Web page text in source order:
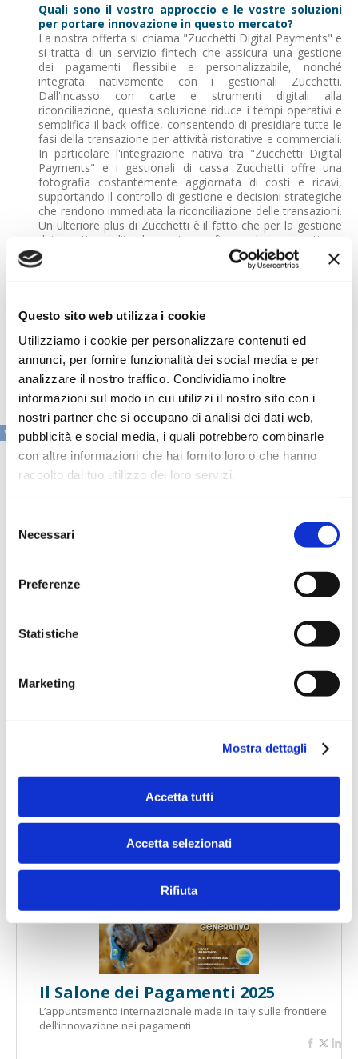
Questo sito web utilizza i cookie
Utilizziamo i cookie per personalizzare contenuti ed
annunci, per fornire funzionalità dei social media e per
analizzare il nostro traffico. Condividiamo inoltre
informazioni sul modo in cui utilizzi il nostro sito con i
nostri partner che si occupano di analisi dei dati web,
pubblicità e social media, i quali potrebbero combinarle
con altre informazioni che hai fornito loro o che hanno
raccolto dal tuo utilizzo dei loro servizi.
delNecessari
Preferenze
Statistiche
Marketing
Mostra dettagli
Accetta tutti
Accetta selezionati
Rifiuta
Quali sono il vostro approccio e le vostre soluzioni
per portare innovazione in questo mercato?
La nostra offerta si chiama "Zucchetti Digital Payments" e
si tratta di un servizio fintech che assicura una gestione
dei pagamenti flessibile e personalizzabile, nonché
integrata nativamente con i gestionali Zucchetti.
Dall'incasso con carte e strumenti digitali alla
riconciliazione, questa soluzione riduce i tempi operativi e
semplifica il back office, consentendo di presidiare tutte le
fasi della transazione per attività ristorative e commerciali.
In particolare l'integrazione nativa tra "Zucchetti Digital
Payments" e i gestionali di cassa Zucchetti offre una
fotografia costantemente aggiornata di costi e ricavi,
supportando il controllo di gestione e decisioni strategiche
che rendono immediata la riconciliazione delle transazioni.
Un ulteriore plus di Zucchetti è il fatto che per la gestione
dei punti vendita la nostra software house mette a
disposizione sistemi POS di ultima generazione che
consentono agli esercenti di abilitare non solo i pagamenti
elettronici tradizionali, ma anche modalità innovative
principali operatori, senza dover gestire più dispositivi. I
all'utilizzo con il vantaggio di interfacciarsi con un unico
fornitore per tutte le loro necessità applicative e di
infrastruttura IT.
VAI ALLA SEZIONE IN PRIMO PIANO
Speciali eventi
Speciali eventi
Il Salone dei Pagamenti 2025
L’appuntamento internazionale made in Italy sulle frontiere
dell’innovazione nei pagamenti